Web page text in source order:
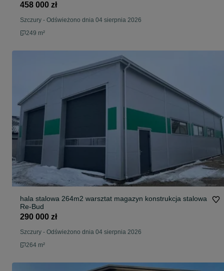
458 000 zł
Szczury - Odświeżono dnia 04 sierpnia 2026
249 m²
hala stalowa 264m2 warsztat magazyn konstrukcja stalowa
Re-Bud
290 000 zł
Szczury - Odświeżono dnia 04 sierpnia 2026
264 m²